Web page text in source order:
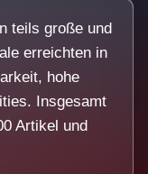
teils große und
erreichten in
hohe
Insgesamt
Artikel und